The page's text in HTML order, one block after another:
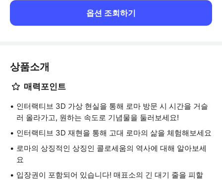
옵션 조회하기
상품소개
매력포인트
인터랙티브 3D 가상 현실을 통해 로마 방문 시 시간을 거슬
러 올라가고, 원하는 속도로 기념물을 둘러보세요!
인터랙티브 3D 재현을 통해 고대 로마의 삶을 체험해보세요
로마의 상징적인 상징인 콜로세움의 역사에 대해 알아보세
요
입장권이 포함되어 있습니다! 매표소의 긴 대기 줄을 피할